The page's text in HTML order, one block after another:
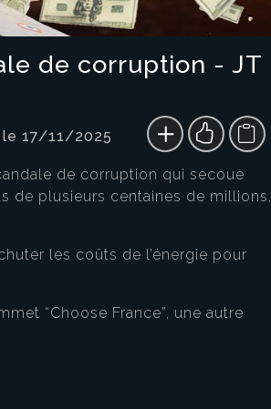
de corruption - JT
le 17/11/2025
de corruption qui secoue
de plusieurs centaines de millions,
les coûts de l’énergie pour
“Choose France”, une autre